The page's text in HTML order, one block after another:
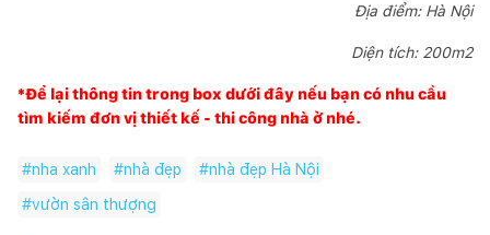
Địa điểm: Hà Nội
Diện tích: 200m2
*Để lại thông tin trong box dưới đây nếu bạn có nhu cầu
tìm kiếm đơn vị thiết kế - thi công nhà ở nhé.
#nha xanh #nhà đẹp #nhà đẹp Hà Nội
#vườn sân thượng